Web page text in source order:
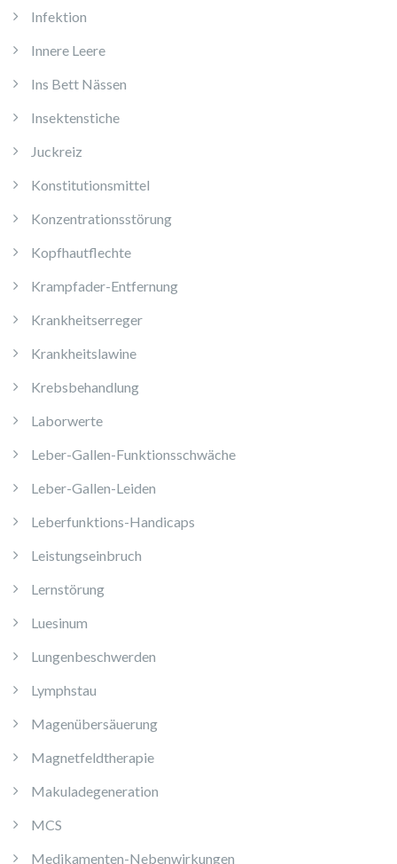
Infektion
Innere Leere
Ins Bett Nässen
Insektenstiche
Juckreiz
Konstitutionsmittel
Konzentrationsstörung
Kopfhautflechte
Krampfader-Entfernung
Krankheitserreger
Krankheitslawine
Krebsbehandlung
Laborwerte
Leber-Gallen-Funktionsschwäche
Leber-Gallen-Leiden
Leberfunktions-Handicaps
Leistungseinbruch
Lernstörung
Luesinum
Lungenbeschwerden
Lymphstau
Magenübersäuerung
Magnetfeldtherapie
Makuladegeneration
MCS
Medikamenten-Nebenwirkungen